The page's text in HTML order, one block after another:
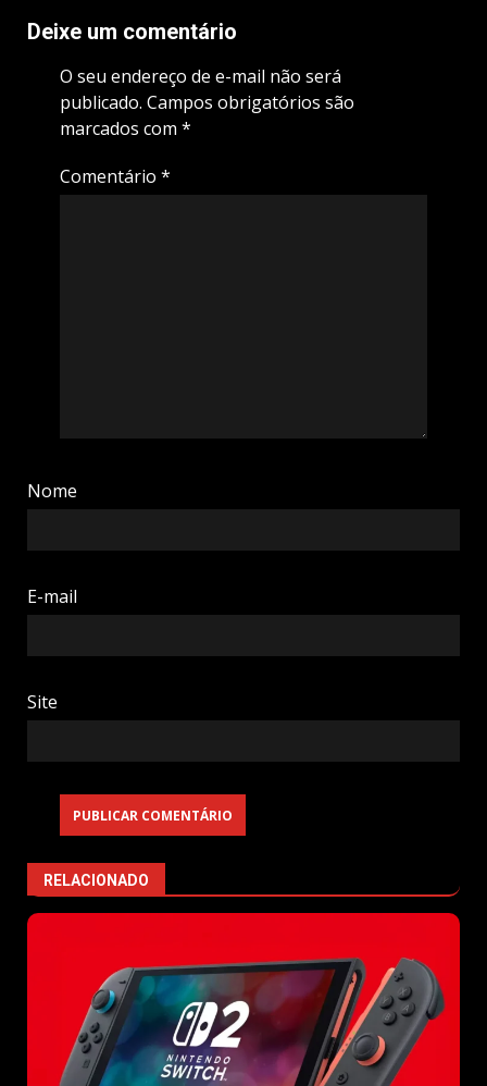
Deixe um comentário
O seu endereço de e-mail não será
publicado. Campos obrigatórios são
marcados com *
Comentário *
Nome
E-mail
Site
RELACIONADO